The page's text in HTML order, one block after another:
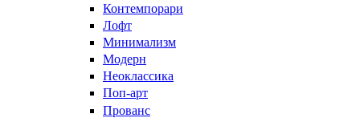
Контемпорари
Лофт
Минимализм
Модерн
Неоклассика
Поп-арт
Прованс